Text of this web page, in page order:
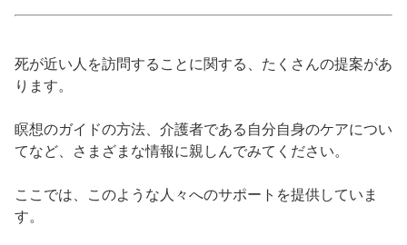
死が近い人を訪問することに関する、たくさんの提案があ
ります。
瞑想のガイドの方法、介護者である自分自身のケアについ
てなど、さまざまな情報に親しんでみてください。
ここでは、このような人々へのサポートを提供していま
す。